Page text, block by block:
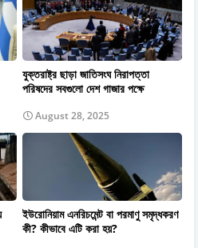
যুক্তরাষ্ট্র ছাড়া জাতিসংঘ নিরাপত্তা
পরিষদের সবগুলো দেশ গাজার পক্ষে
August 28, 2025
ইউরোনিয়াম এনরিচমেন্ট বা পরমাণু সমৃদ্ধকরণ
কী? কীভাবে এটি করা হয়?